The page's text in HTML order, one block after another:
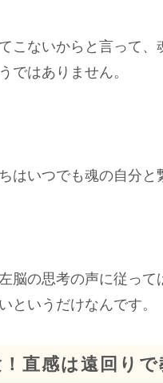
こないからと言って
ではありません。
はいつでも魂の自分と
脳の思考の声に従っ
というだけなんです。
直感は遠回り